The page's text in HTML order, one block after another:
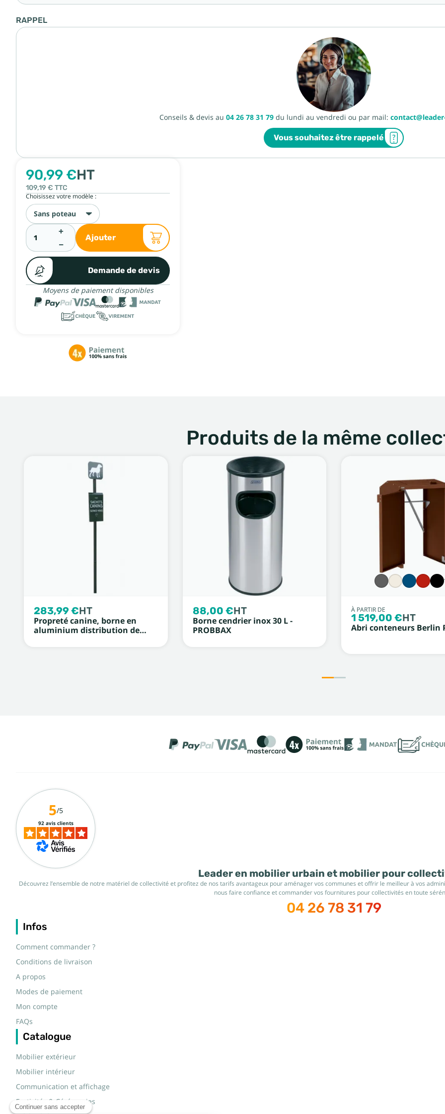
90,99 €HT
109,19 € TTC
Choisissez votre modèle :
Sans poteau
+
−
Ajouter
Demande de devis
Moyens de paiement disponibles
RAPPEL
Conseils & devis au 04 26 78 31 79du lundi au vendredi ou par mail:
Vous souhaitez être rappelé
Produits de la même
283,99 €HT
Propreté canine, borne en
aluminium distribution de
88,00 €HT
Borne cendrier inox 30 L -
PROBBAX
À PARTIR DE
1 519,00 €HT
Abri conteneurs Berlin
Leader en mobilier urbain et mobilier pour
Découvrez l’ensemble de notre matériel de collectivité et profitez de nos tarifs avantageux pour aménager vos communes et offrir le meilleur à vos
nous faire confiance et commander vos fournitures pour collectivités en toute
04 26 78 31 79
Infos
Comment commander ?
Conditions de livraison
A propos
Modes de paiement
Mon compte
FAQs
Catalogue
Mobilier extérieur
Mobilier intérieur
Communication et affichage
Festivités & Cérémonies
5/5
92 avis clients